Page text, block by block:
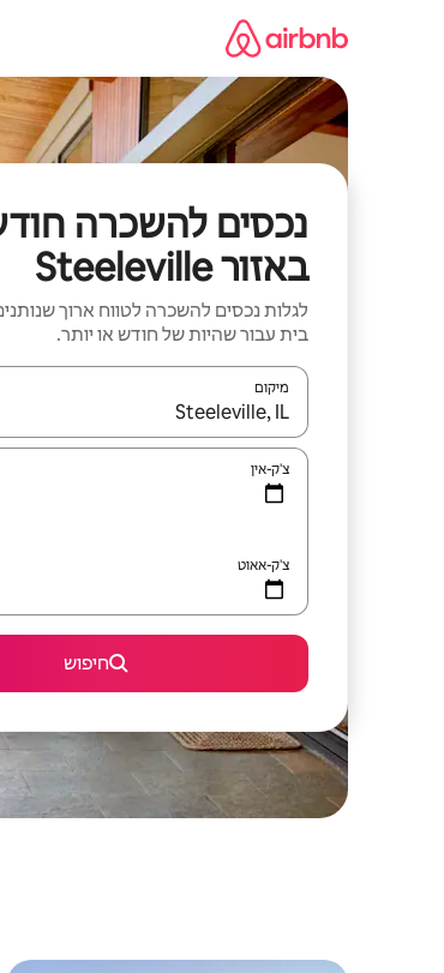
נכסים להשכרה
באזור Steeleville
לגלות נכסים להשכרה לטווח ארוך
בית עבור שהיות של חודש או יותר.
מיקום
כאשר התוצאות יהיו זמינות, יש לנווט
צ'ק-אין
צ'ק-אאוט
חיפוש